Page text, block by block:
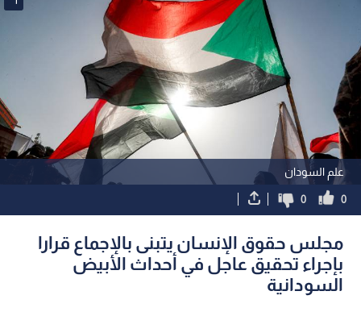
علم السودان
0
0
مجلس حقوق الإنسان يتبنى بالإجماع قرارا
بإجراء تحقيق عاجل في أحداث الأبيض
السودانية